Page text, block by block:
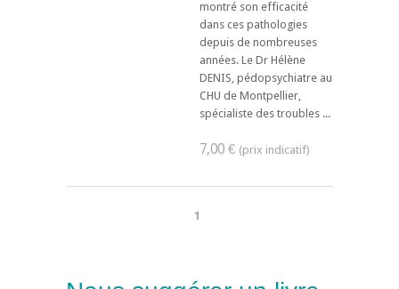
montré son efficacité
dans ces pathologies
depuis de nombreuses
années. Le Dr Hélène
DENIS, pédopsychiatre au
CHU de Montpellier,
spécialiste des troubles ...
7,00 €
1